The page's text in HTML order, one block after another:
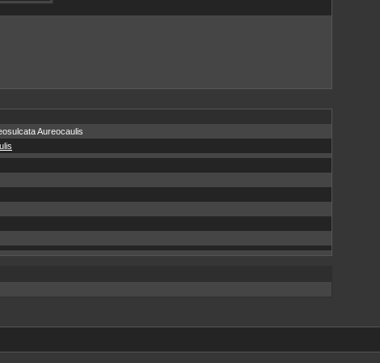
Aureocaulis